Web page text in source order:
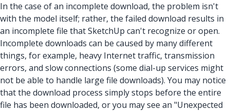
In the case of an incomplete download, the problem isn't
with the model itself; rather, the failed download results in
an incomplete file that SketchUp can't recognize or open.
Incomplete downloads can be caused by many different
things, for example, heavy Internet traffic, transmission
errors, and slow connections (some dial-up services might
not be able to handle large file downloads). You may notice
that the download process simply stops before the entire
file has been downloaded, or you may see an "Unexpected